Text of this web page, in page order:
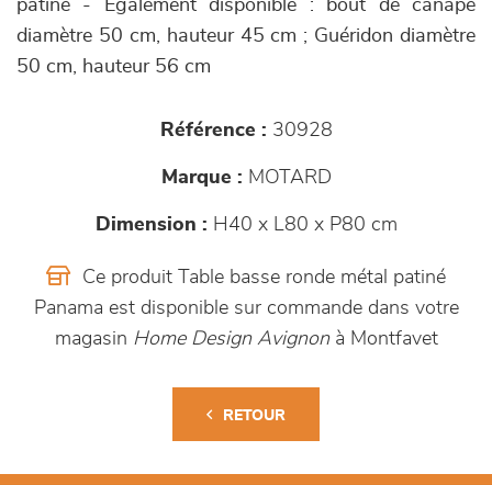
patiné - Egalement disponible : bout de canapé
diamètre 50 cm, hauteur 45 cm ; Guéridon diamètre
50 cm, hauteur 56 cm
Référence : 30928
Marque : MOTARD
Dimension : H40 x L80 x P80 cm
Ce produit Table basse ronde métal patiné
Panama est disponible sur commande dans votre
magasin Home Design Avignonà Montfavet
RETOUR